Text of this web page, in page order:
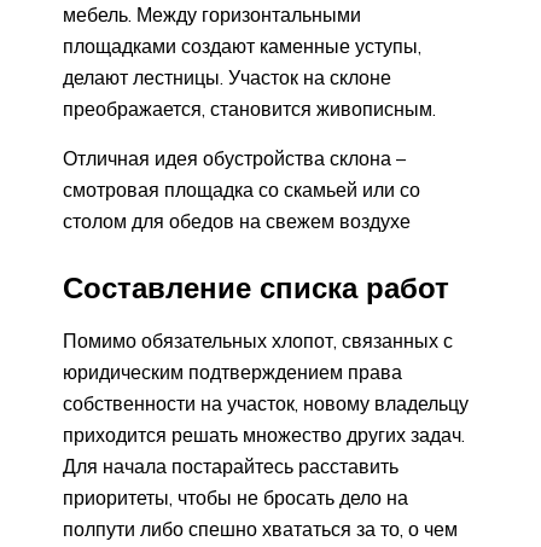
мебель. Между горизонтальными
площадками создают каменные уступы,
делают лестницы. Участок на склоне
преображается, становится живописным.
Отличная идея обустройства склона –
смотровая площадка со скамьей или со
столом для обедов на свежем воздухе
Составление списка работ
Помимо обязательных хлопот, связанных с
юридическим подтверждением права
собственности на участок, новому владельцу
приходится решать множество других задач.
Для начала постарайтесь расставить
приоритеты, чтобы не бросать дело на
полпути либо спешно хвататься за то, о чем